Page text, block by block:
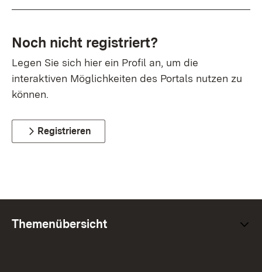
Noch nicht registriert?
Legen Sie sich hier ein Profil an, um die
interaktiven Möglichkeiten des Portals nutzen zu
können.
Registrieren
Themenübersicht